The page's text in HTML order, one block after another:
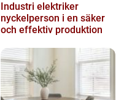
Industri elektriker
nyckelperson i en säker
och effektiv produktion